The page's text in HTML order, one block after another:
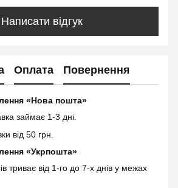
Написати відгук
Оплата Повернення
«Нова пошта»
займає 1-3 дні.
від 50 грн.
«Укрпошта»
триває від 1-го до 7-х днів у межах